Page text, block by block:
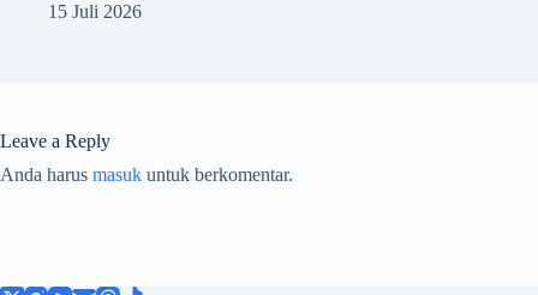
15 Juli 2026
Leave a Reply
Anda harus masuk untuk berkomentar.